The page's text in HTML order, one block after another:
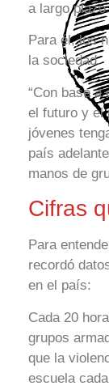
a largo
Para él, los
la sociedad.
“Con base a
el futuro y el
jóvenes
país
manos de
Cifras
Para
recordó
en el país:
Cada 20
grupos
que la
escuela